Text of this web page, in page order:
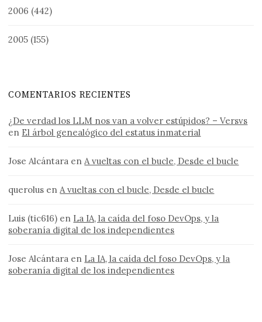
2006 (442)
2005 (155)
COMENTARIOS RECIENTES
¿De verdad los LLM nos van a volver estúpidos? – Versvs
en El árbol genealógico del estatus inmaterial
Jose Alcántara enA vueltas con el bucle, Desde el bucle
querolus enA vueltas con el bucle, Desde el bucle
Luis (tic616) en La IA, la caída del foso DevOps, y la
soberanía digital de los independientes
Jose Alcántara en La IA, la caída del foso DevOps, y la
soberanía digital de los independientes